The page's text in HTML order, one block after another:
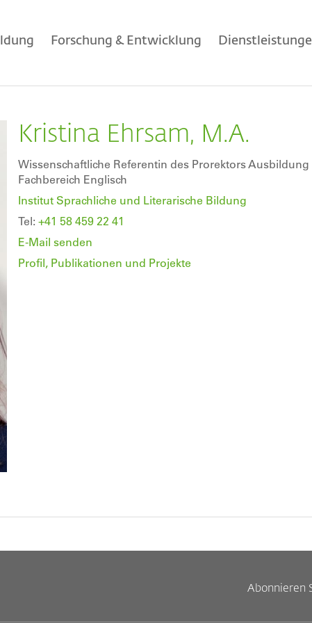
Forschung & Entwicklung
Kristina Ehrsam, M.A.
Wissenschaftliche Referentin des Prorektors Ausbildung
Fachbereich Englisch
Institut Sprachliche und Literarische Bildung
Tel: +41 58 459 22 41
E-Mail senden
Profil, Publikationen und Projekte
Abonnieren